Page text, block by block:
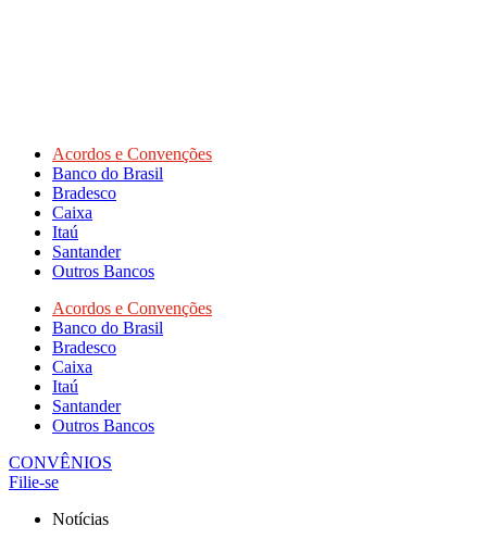
Acordos e Convenções
Banco do Brasil
Bradesco
Caixa
Itaú
Santander
Outros Bancos
Acordos e Convenções
Banco do Brasil
Bradesco
Caixa
Itaú
Santander
Outros Bancos
CONVÊNIOS
Filie-se
Notícias